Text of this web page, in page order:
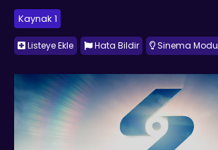
Kaynak 1
Listeye Ekle Hata Bildir Sinema Modu